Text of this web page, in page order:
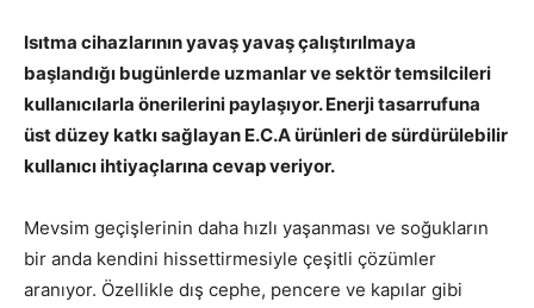
Isıtma cihazlarının yavaş yavaş çalıştırılmaya
başlandığı bugünlerde uzmanlar ve sektör temsilcileri
kullanıcılarla önerilerini paylaşıyor. Enerji tasarrufuna
üst düzey katkı sağlayan E.C.A ürünleri de sürdürülebilir
kullanıcı ihtiyaçlarına cevap veriyor.
Mevsim geçişlerinin daha hızlı yaşanması ve soğukların
bir anda kendini hissettirmesiyle çeşitli çözümler
aranıyor. Özellikle dış cephe, pencere ve kapılar gibi